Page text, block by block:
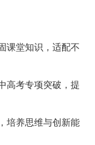
课堂知识，适配不
高考专项突破，提
培养思维与创新能